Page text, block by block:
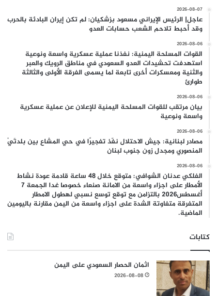
2026-08-07
عاجل| الرئيس الإيراني مسعود بزشكيان: لم تكن إيران البادئة بالحرب
وقد أحبط تلاحم الشعب حسابات العدو
2026-08-06
القوات المسلحة اليمنية: نفذنا عملية عسكرية واسعة ونوعية
استهدفت تحشيدات العدو السعودي في مناطق الرويك والعبر
والثنية ومعسكرات أخرى تابعة لما يسمى الفرقة الأولى والثالثة
طوارئ
2026-08-06
بيان مرتقب للقوات المسلحة اليمنية للإعلان عن عملية عسكرية
واسعة ونوعية
2026-08-06
مصادر لبنانية: جيش الاحتلال نفّذ تفجيرًا في حي المشاع بين بلدتَيْ
المنصوري ومجدل زون جنوب لبنان
2026-08-06
الفلكي عدنان الشوافي: متوقع خلال 48 ساعة قادمة عودة نشاط
الأمطار على اجزاء واسعة من الامانة صنعاء خصوصا غدا الجمعة 7
أغسطس2026 بالتزامن مع توقع توسع نسبي لهطول الامطار
المتفرقة متفاوتة الشدة على اجزاء واسعة من اليمن مقارنة باليومين
الماضية.
كتابات
اثمان الحصار السعودي على اليمن
2026-08-08